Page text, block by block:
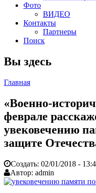
Фото
ВИДЕО
Контакты
Партнеры
Поиск
Вы здесь
Главная
«Военно-
феврале
увековечению
защите
Создать: 02/01/2018 -
Автор: admin